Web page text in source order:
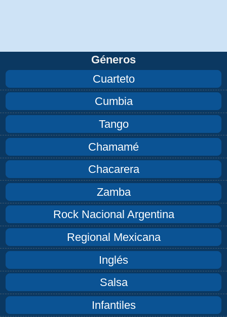
Géneros
Cuarteto
Cumbia
Tango
Chamamé
Chacarera
Zamba
Rock Nacional Argentina
Regional Mexicana
Inglés
Salsa
Infantiles